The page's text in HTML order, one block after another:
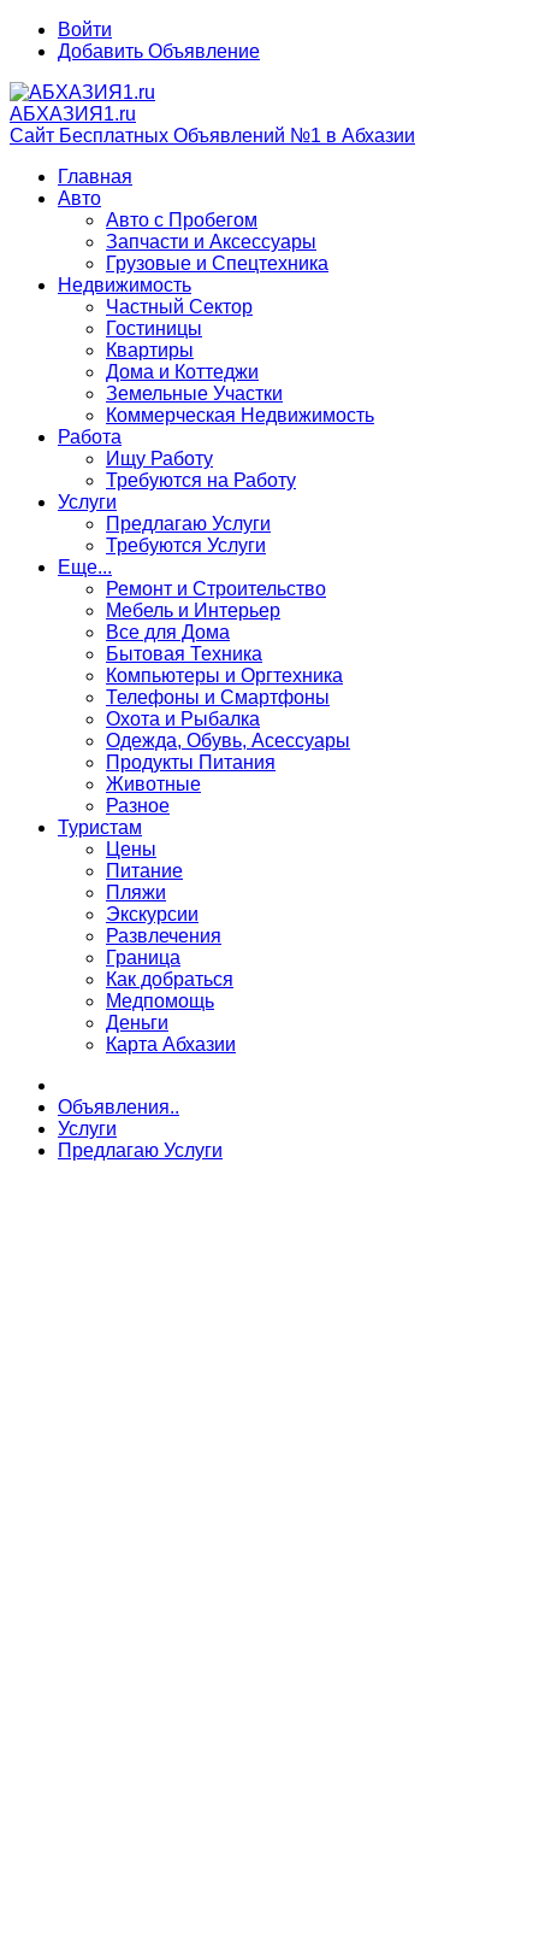
Войти
Добавить Объявление
АБХАЗИЯ1.ru
Сайт Бесплатных Объявлений №1 в Абхазии
Главная
Авто
Авто с Пробегом
Запчасти и Аксессуары
Грузовые и Спецтехника
Недвижимость
Частный Сектор
Гостиницы
Квартиры
Дома и Коттеджи
Земельные Участки
Коммерческая Недвижимость
Работа
Ищу Работу
Требуются на Работу
Услуги
Предлагаю Услуги
Требуются Услуги
Еще...
Ремонт и Строительство
Мебель и Интерьер
Все для Дома
Бытовая Техника
Компьютеры и Оргтехника
Телефоны и Смартфоны
Охота и Рыбалка
Одежда, Обувь, Асессуары
Продукты Питания
Животные
Разное
Туристам
Цены
Питание
Пляжи
Экскурсии
Развлечения
Граница
Как добраться
Медпомощь
Деньги
Карта Абхазии
Объявления..
Услуги
Предлагаю Услуги